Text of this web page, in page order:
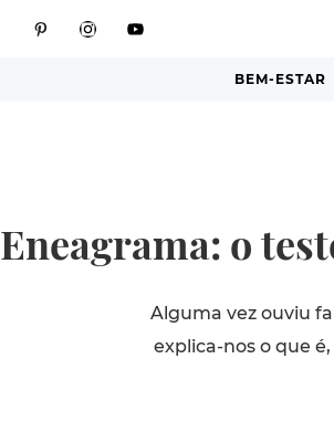
BEM-ESTAR
Eneagrama: o
Alguma vez ouviu
explica-nos o que